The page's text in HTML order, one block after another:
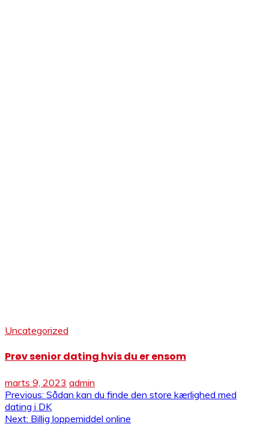
Uncategorized
Prøv senior dating hvis du er ensom
marts 9, 2023 admin
Indlægsnavigation
Previous: Sådan kan du finde den store kærlighed med
dating i DK
Next: Billig loppemiddel online